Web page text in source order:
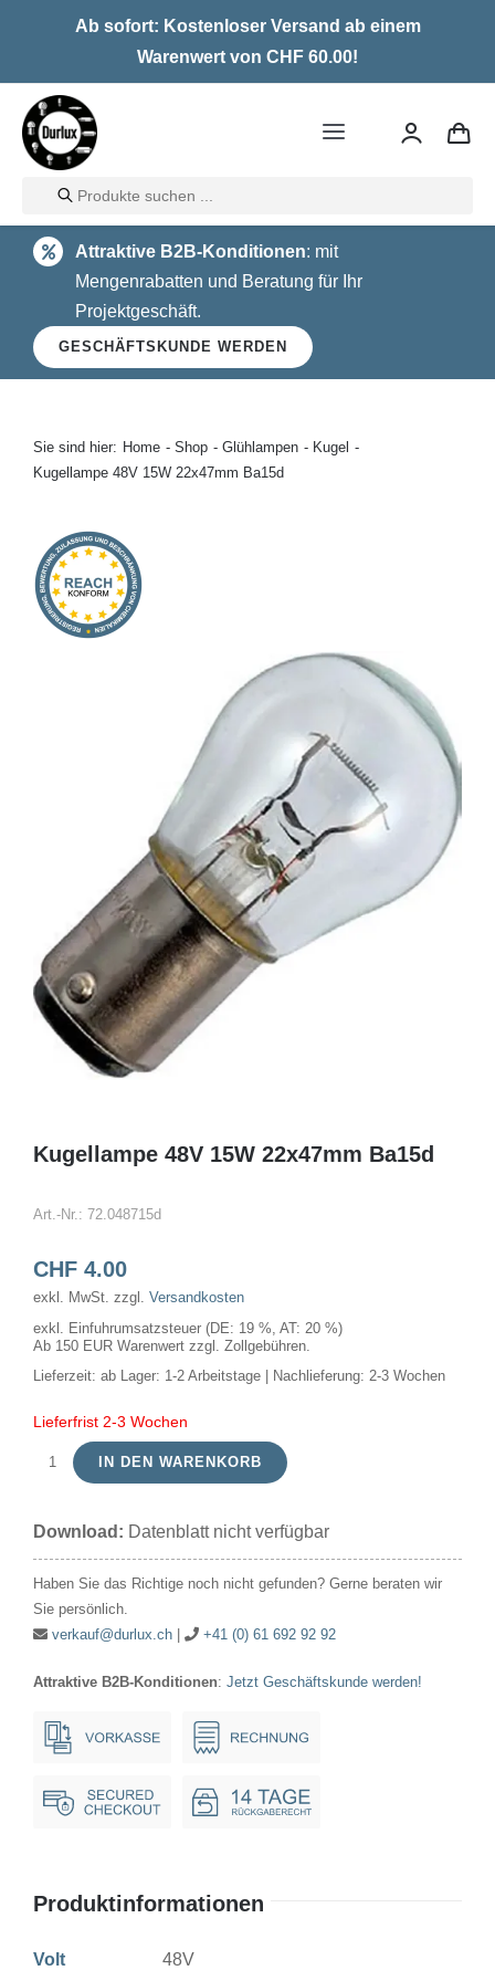
Ab sofort: Kostenloser Versand ab einem
Warenwert von CHF 60.00!
Toggle
Home
LED
Halogen
Glühlampen
Kontakt
Products
search
Attraktive B2B-Konditionen: mit
Mengenrabatten und Beratung für Ihr
Projektgeschäft.
GESCHÄFTSKUNDE WERDEN
Sie sind hier: Home Shop Glühlampen
Kugel
Kugellampe 48V 15W 22x47mm Ba15d
Kugellampe 48V 15W 22x47mm Ba15d
Art.-Nr.: 72.048715d
CHF4.00
exkl. MwSt. zzgl. Versandkosten
exkl. Einfuhrumsatzsteuer (DE: 19 %, AT: 20 %)
Ab 150 EUR Warenwert zzgl. Zollgebühren.
Lieferzeit: ab Lager: 1-2 Arbeitstage | Nachlieferung: 2-3 Wochen
Lieferfrist 2-3 Wochen
Kugellampe
15W
Ba15d
Menge
IN DEN WARENKORB
Download: Datenblatt nicht verfügbar
Haben Sie das Richtige noch nicht gefunden? Gerne beraten wir
Sie persönlich.
verkauf@durlux.ch| +41 (0) 61 692 92 92
Attraktive B2B-Konditionen: Jetzt Geschäftskunde werden!
Produktinformationen
Volt 48V